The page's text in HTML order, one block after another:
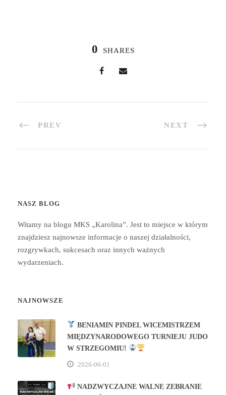
0 SHARES
PREV NEXT
NASZ BLOG
Witamy na blogu MKS „Karolina”. Jest to miejsce w którym
znajdziesz najnowsze informacje o naszej działalności,
rozgrywkach, sukcesach oraz innych ważnych
wydarzeniach.
NAJNOWSZE
BENIAMIN PINDEL WICEMISTRZEM
MIĘDZYNARODOWEGO TURNIEJU JUDO
W STRZEGOMIU!
2026-06-01
NADZWYCZAJNE WALNE ZEBRANIE